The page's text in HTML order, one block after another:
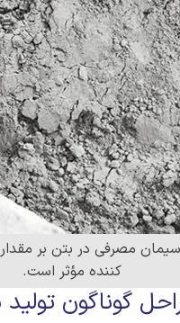
مصرفی در بتن بر
کننده مؤثر است.
گوناگون